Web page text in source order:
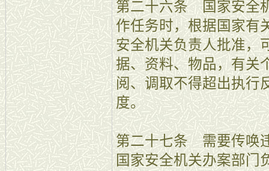
第二十六条 国家安全
作任务时，根据国家有
安全机关负责人批准，
据、资料、物品，有关
阅、调取不得超出执行
度。
第二十七条 需要传唤
国家安全机关办案部门